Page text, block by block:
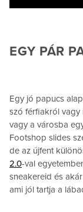
EGY PÁR
Egy jó papucs
szó férfiakról vagy
vagy a városba
Footshop slides
de az újfent
2.0-val
sneakereid és
ami jól tartja a